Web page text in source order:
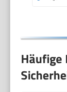
Häufige